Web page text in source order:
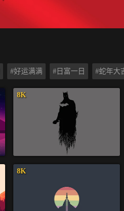
#好运满满 #日富一日 #蛇年大
8K
8K